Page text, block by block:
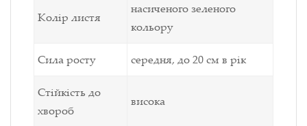
Колір листя
насиченого зеленого
кольору
Сила росту середня, до 20 см в рік
Стійкість до
хвороб
висока